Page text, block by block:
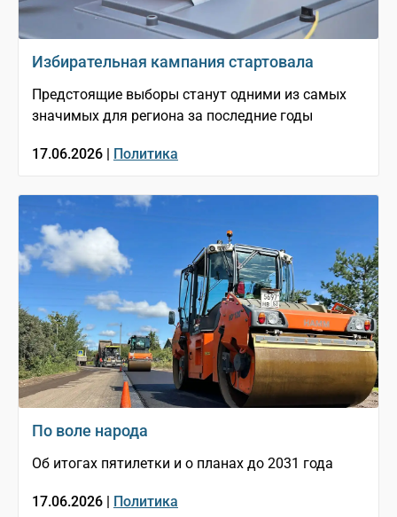
Избирательная кампания стартовала
Предстоящие выборы станут одними из самых
значимых для региона за последние годы
17.06.2026 | Политика
По воле народа
Об итогах пятилетки и о планах до 2031 года
17.06.2026 | Политика